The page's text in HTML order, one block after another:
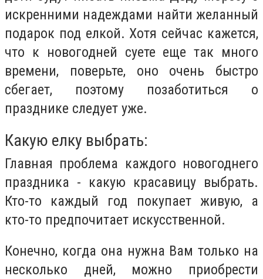
искренними надеждами найти желанный
подарок под елкой. Хотя сейчас кажется,
что к новогодней суете еще так много
времени, поверьте, оно очень быстро
сбегает, поэтому позаботиться о
празднике следует уже.
Какую елку выбрать:
Главная проблема каждого новогоднего
праздника - какую красавицу выбрать.
Кто-то каждый год покупает живую, а
кто-то предпочитает искусственной.
Конечно, когда она нужна Вам только на
несколько дней, можно приобрести